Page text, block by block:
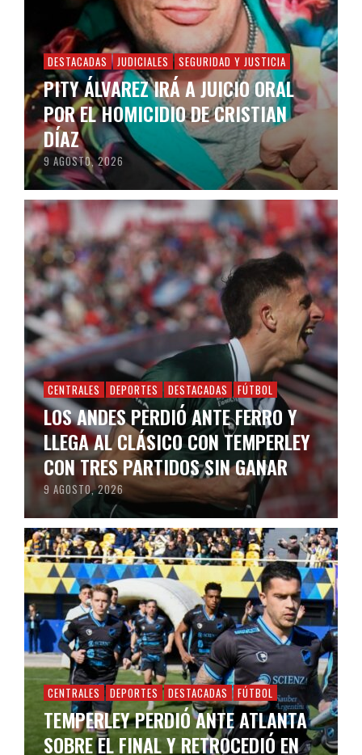
DESTACADAS JUDICIALES SEGURIDAD Y JUSTICIA
PITY ÁLVAREZ IRÁ A JUICIO ORAL
POR EL HOMICIDIO DE CRISTIAN
DÍAZ
9 AGOSTO, 2026
CENTRALES DEPORTES DESTACADAS FÚTBOL
LOS ANDES PERDIÓ ANTE FERRO Y
LLEGA AL CLÁSICO CON TEMPERLEY
CON TRES PARTIDOS SIN GANAR
9 AGOSTO, 2026
CENTRALES DEPORTES DESTACADAS FÚTBOL
TEMPERLEY PERDIÓ ANTE ATLANTA
SOBRE EL FINAL Y RETROCEDIÓ EN